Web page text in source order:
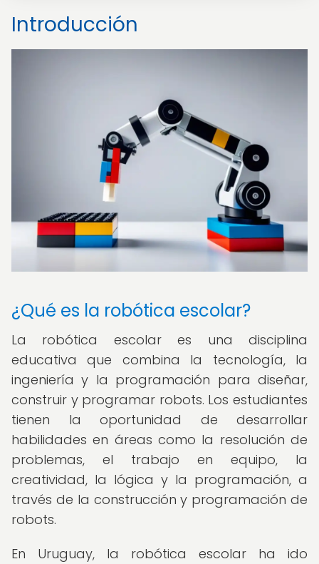
Introducción
¿Qué es la robótica escolar?
La robótica escolar es una disciplina
educativa que combina la tecnología, la
ingeniería y la programación para diseñar,
construir y programar robots. Los estudiantes
tienen la oportunidad de desarrollar
habilidades en áreas como la resolución de
problemas, el trabajo en equipo, la
creatividad, la lógica y la programación, a
través de la construcción y programación de
robots.
En Uruguay, la robótica escolar ha ido